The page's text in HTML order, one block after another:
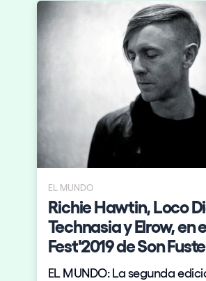
EL MUNDO
Richie Hawtin, Loco
Technasia y Elrow, en
Fest'2019 de Son
EL MUNDO: La segunda